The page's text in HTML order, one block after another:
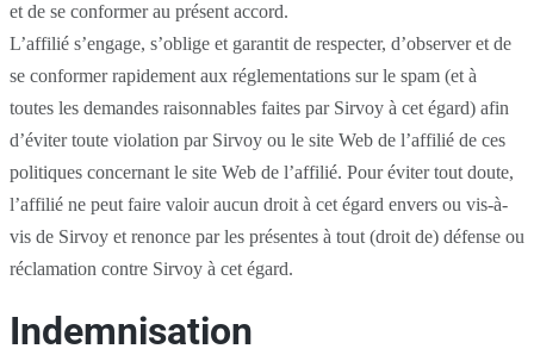
et de se conformer au présent accord.
L’affilié s’engage, s’oblige et garantit de respecter, d’observer et de
se conformer rapidement aux réglementations sur le spam (et à
toutes les demandes raisonnables faites par Sirvoy à cet égard) afin
d’éviter toute violation par Sirvoy ou le site Web de l’affilié de ces
politiques concernant le site Web de l’affilié. Pour éviter tout doute,
l’affilié ne peut faire valoir aucun droit à cet égard envers ou vis-à-
vis de Sirvoy et renonce par les présentes à tout (droit de) défense ou
réclamation contre Sirvoy à cet égard.
Indemnisation